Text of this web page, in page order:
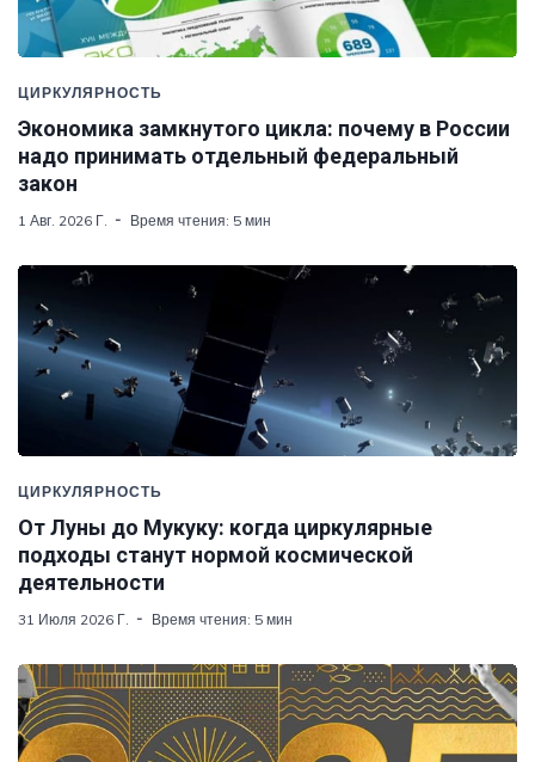
ЦИРКУЛЯРНОСТЬ
Экономика замкнутого цикла: почему в России
надо принимать отдельный федеральный
закон
1 Авг. 2026 Г. Время чтения: 5 мин
ЦИРКУЛЯРНОСТЬ
От Луны до Мукуку: когда циркулярные
подходы станут нормой космической
деятельности
31 Июля 2026 Г. Время чтения: 5 мин